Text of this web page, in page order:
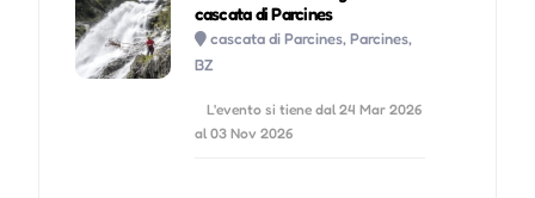
cascata di Parcines
cascata di Parcines, Parcines,
BZ
L'evento si tiene dal 24 Mar 2026
al 03 Nov 2026